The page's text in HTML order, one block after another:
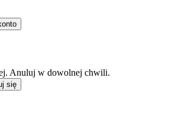
Anuluj w dowolnej chwili.
się